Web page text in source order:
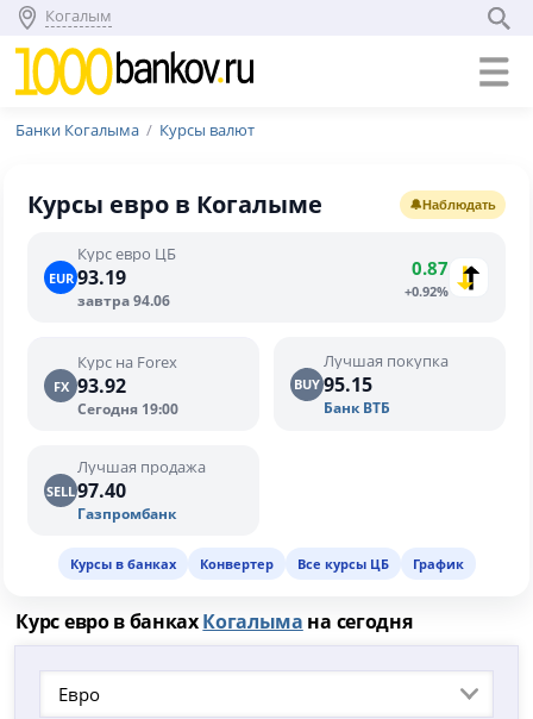
Когалым
Банки Когалыма Курсы валют
Курсы евро в Когалыме 🔔Наблюдать
EUR
Курс евро ЦБ
93.19
завтра 94.06
0.87
+0.92%
FX
Курс на Forex
93.92
Сегодня 19:00
BUY
Лучшая покупка
95.15
Банк ВТБ
SELL
Лучшая продажа
97.40
Газпромбанк
Курсы в банках Конвертер Все курсы ЦБ График
Курс евро в банкахКогалыма на сегодня
Евро